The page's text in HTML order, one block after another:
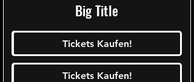
Big Title
Tickets Kaufen!
Ticketalarm abonieren!
Tickets Kaufen!
Tickets Kaufen!
Tickets Kaufen!